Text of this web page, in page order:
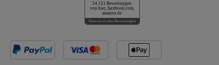
54.151 Bewertungen
von hier, facebook.com,
amazon.de
Hinweis zu den Bewertungen